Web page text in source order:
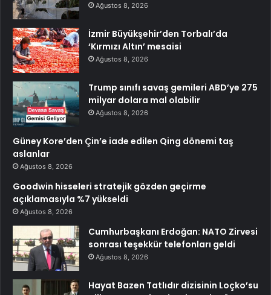
Ağustos 8, 2026
İzmir Büyükşehir’den Torbalı’da
‘Kırmızı Altın’ mesaisi
Ağustos 8, 2026
Trump sınıfı savaş gemileri ABD’ye 275
milyar dolara mal olabilir
Ağustos 8, 2026
Güney Kore’den Çin’e iade edilen Qing dönemi taş
aslanlar
Ağustos 8, 2026
Goodwin hisseleri stratejik gözden geçirme
açıklamasıyla %7 yükseldi
Ağustos 8, 2026
Cumhurbaşkanı Erdoğan: NATO Zirvesi
sonrası teşekkür telefonları geldi
Ağustos 8, 2026
Hayat Bazen Tatlıdır dizisinin Loçko’su